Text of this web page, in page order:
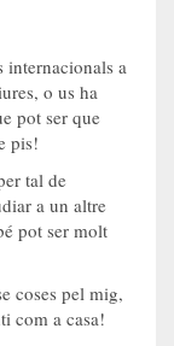
internacionals a
o us ha
pot ser que
pis!
tal de
a un altre
pot ser molt
coses pel mig,
com a casa!